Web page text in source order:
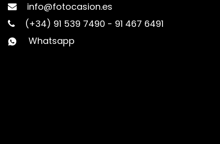
info@fotocasion.es
(+34) 91 539 7490 - 91 467 6491
Whatsapp